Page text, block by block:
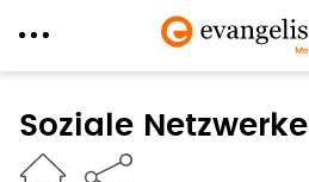
zum
Inhalt
Soziale Netzwerke